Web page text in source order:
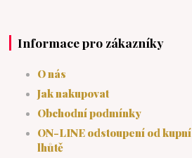
Informace pro zákazníky
O nás
Jak nakupovat
Obchodní podmínky
ON-LINE odstoupení od
lhůtě